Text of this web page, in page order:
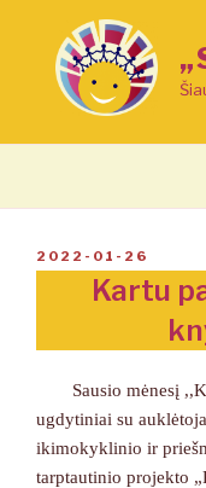
PASKELBTA
2022-01-26
Kartu
Sausio mėnesį
ugdytiniai su
ikimokyklinio ir
tarptautinio projekto